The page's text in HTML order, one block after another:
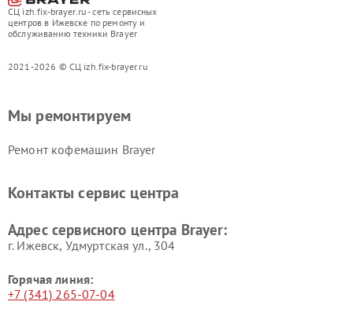
СЦ izh.fix-brayer.ru - сеть сервисных
центров в Ижевске по ремонту и
обслуживанию техники Brayer
2021-2026 © СЦ izh.fix-brayer.ru
Мы ремонтируем
Ремонт кофемашин Brayer
Контакты сервис центра
Адрес сервисного центра Brayer:
г. Ижевск, Удмуртская ул., 304
Горячая линия:
+7 (341) 265-07-04